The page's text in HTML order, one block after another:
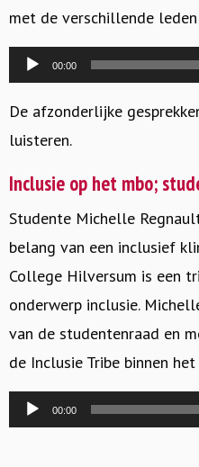
met de verschillende
Audiospeler
00:00
De afzonderlijke
luisteren.
Inclusie op het mbo;
Studente Michelle
belang van een inclusief
College Hilversum is een
onderwerp inclusie.
van de studentenraad en
de Inclusie Tribe binnen
Audiospeler
00:00